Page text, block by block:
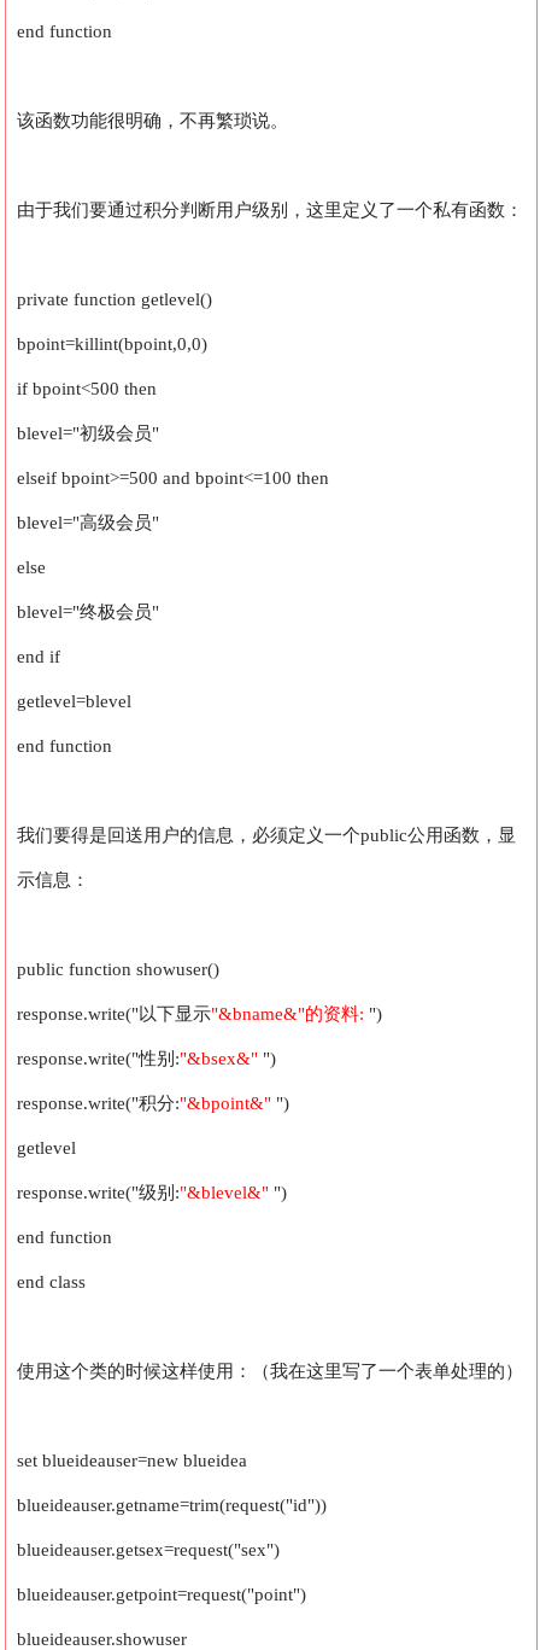
end function
该函数功能很明确，不再繁琐说。
由于我们要通过积分判断用户级别，这里定义了一个私有函数：
private function getlevel()
bpoint=killint(bpoint,0,0)
if bpoint<500 then
blevel="初级会员"
elseif bpoint>=500 and bpoint<=100 then
blevel="高级会员"
else
blevel="终极会员"
end if
getlevel=blevel
end function
我们要得是回送用户的信息，必须定义一个public公用函数，显
示信息：
public function showuser()
response.write("以下显示"&bname&"的资料: ")
response.write("性别:"&bsex&" ")
response.write("积分:"&bpoint&" ")
getlevel
response.write("级别:"&blevel&" ")
end function
end class
使用这个类的时候这样使用：（我在这里写了一个表单处理的）
set blueideauser=new blueidea
blueideauser.getname=trim(request("id"))
blueideauser.getsex=request("sex")
blueideauser.getpoint=request("point")
blueideauser.showuser